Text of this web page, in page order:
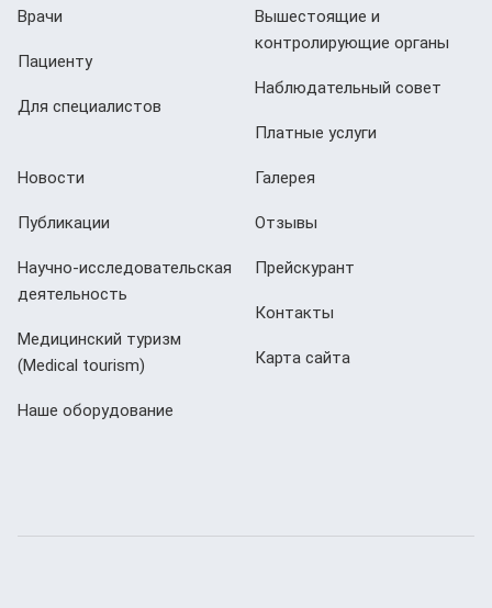
Врачи
Пациенту
Для специалистов
Вышестоящие и
контролирующие органы
Наблюдательный совет
Платные услуги
Новости
Публикации
Научно-исследовательская
деятельность
Медицинский туризм
(Мedical tourism)
Наше оборудование
Галерея
Отзывы
Прейскурант
Контакты
Карта сайта